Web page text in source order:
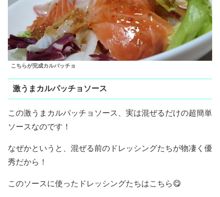
こちらが完成カルパッチョ
激うまカルパッチョソース
この激うまカルパッチョソース、実は混ぜるだけの超簡単
ソースなのです！
なぜかというと、混ぜる前のドレッシングたちが物凄く優
秀だから！
このソースに使ったドレッシングたちはこちら😋